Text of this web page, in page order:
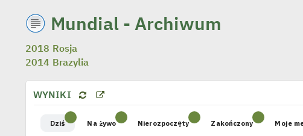
Mundial - Archiwum
2018 Rosja
2014 Brazylia
WYNIKI